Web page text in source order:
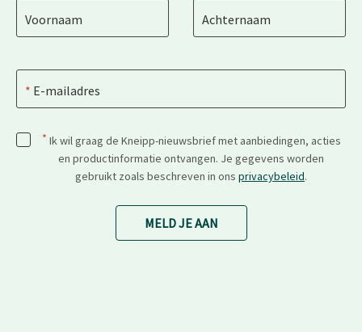
Voornaam Achternaam
E-mailadres
* Ik wil graag de Kneipp-nieuwsbrief met aanbiedingen, acties
en productinformatie ontvangen. Je gegevens worden
gebruikt zoals beschreven in ons privacybeleid.
MELD JE AAN